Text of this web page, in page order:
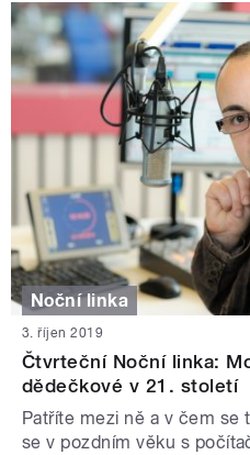
Noční linka
3. říjen 2019
Čtvrteční Noční linka:
dědečkové v 21. století
Patříte mezi ně a v čem se
se v pozdním věku s